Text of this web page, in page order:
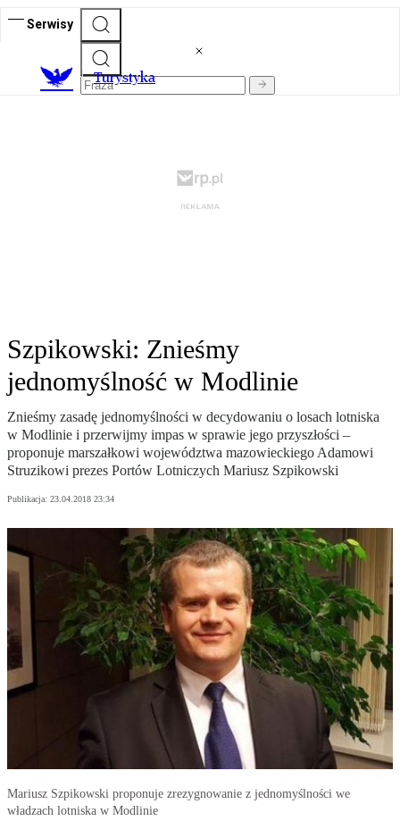
Serwisy
Turystyka
Szpikowski: Znieśmy
jednomyślność w Modlinie
Znieśmy zasadę jednomyślności w decydowaniu o losach lotniska
w Modlinie i przerwijmy impas w sprawie jego przyszłości –
proponuje marszałkowi województwa mazowieckiego Adamowi
Struzikowi prezes Portów Lotniczych Mariusz Szpikowski
Publikacja: 23.04.2018 23:34
Mariusz Szpikowski proponuje zrezygnowanie z jednomyślności we
władzach lotniska w Modlinie